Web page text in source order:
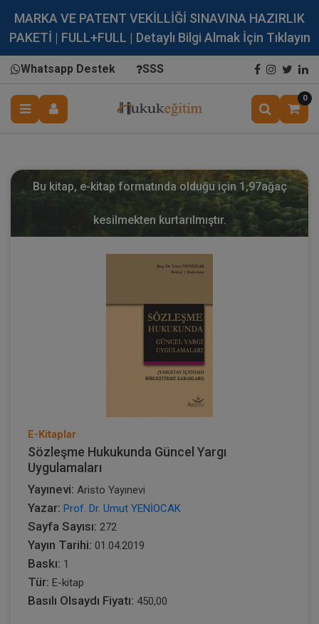
MARKA VE PATENT VEKİLLİĞİ SINAVINA HAZIRLIK
PAKETİ | FULL+FULL | Detaylı Bilgi Almak İçin Tıklayın
Whatsapp Destek SSS
0
Bu kitap, e-kitap formatında olduğu için 1,97ağaç
kesilmekten kurtarılmıştır.
E-Kitaplar
Sözleşme Hukukunda Güncel Yargı
Uygulamaları
Yayınevi: Aristo Yayınevi
Yazar: Prof. Dr. Umut YENİOCAK
Sayfa Sayısı: 272
Yayın Tarihi: 01.04.2019
Baskı: 1
Tür: E-kitap
Basılı Olsaydı Fiyatı: 450,00